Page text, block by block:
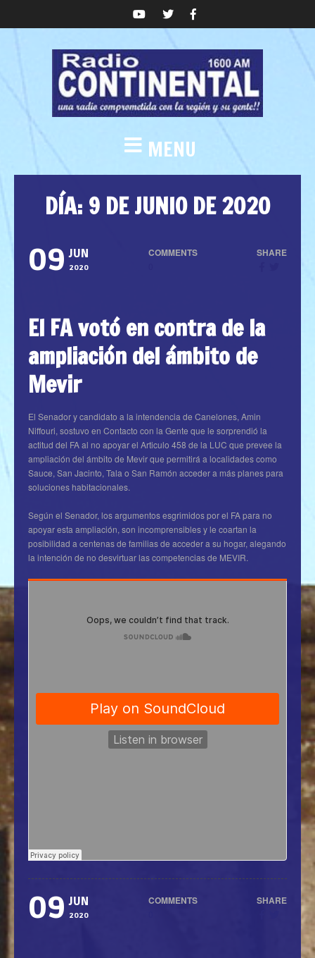
MENU
DÍA: 9 DE JUNIO DE 2020
09 JUN
2020
COMMENTS SHARE
El FA votó en contra de la
ampliación del ámbito de
Mevir
El Senador y candidato a la intendencia de Canelones, Amin
Niffouri, sostuvo en Contacto con la Gente que le sorprendió la
actitud del FA al no apoyar el Articulo 458 de la LUC que prevee la
ampliación del ámbito de Mevir que permitirá a localidades como
Sauce, San Jacinto, Tala o San Ramón acceder a más planes para
soluciones habitacionales.
Según el Senador, los argumentos esgrimidos por el FA para no
apoyar esta ampliación, son incomprensibles y le coartan la
posibilidad a centenas de familias de acceder a su hogar, alegando
la intención de no desvirtuar las competencias de MEVIR.
09 JUN
2020
COMMENTS SHARE